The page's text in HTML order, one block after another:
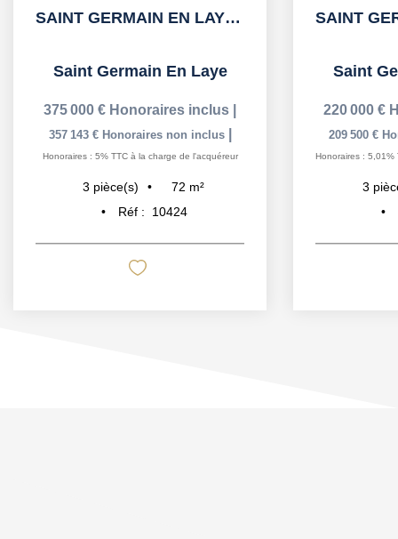
SAINT GERMAIN EN LAYE Tram à 2' , Lycée International et...
Saint Germain En Laye
375 000 € Honoraires inclus
357 143 € Honoraires non inclus
Honoraires : 5% TTC à la charge de l'acquéreur
3 pièce(s) 72 m²
Réf :
10424
Saint
220 000 €
209 500 €
Honoraires : 5,01%
3